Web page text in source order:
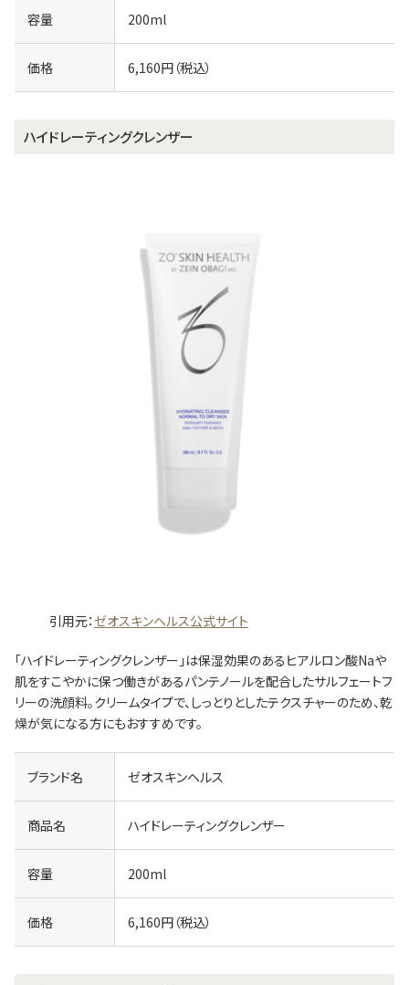
容量 200ml
価格 6,160円（税込）
ハイドレーティングクレンザー
引用元：ゼオスキンヘルス公式サイト
「ハイドレーティングクレンザー」は保湿効果のあるヒアルロン酸Naや
肌をすこやかに保つ働きがあるパンテノールを配合したサルフェートフ
リーの洗顔料。クリームタイプで、しっとりとしたテクスチャーのため、乾
燥が気になる方にもおすすめです。
ブランド名 ゼオスキンヘルス
商品名 ハイドレーティングクレンザー
容量 200ml
価格 6,160円（税込）